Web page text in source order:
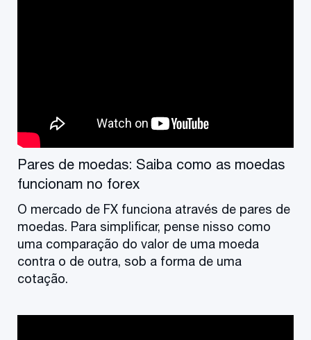
Pares de moedas: Saiba como as moedas
funcionam no forex
O mercado de FX funciona através de pares de
moedas. Para simplificar, pense nisso como
uma comparação do valor de uma moeda
contra o de outra, sob a forma de uma
cotação.